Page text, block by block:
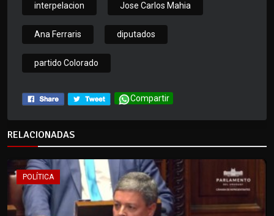
interpelacion Jose Carlos Mahia
Ana Ferraris diputados
partido Colorado
Compartir
RELACIONADAS
POLÍTICA